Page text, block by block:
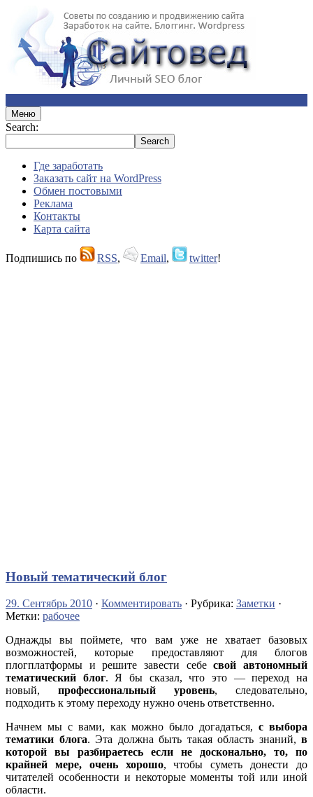
Меню
Search:
Где заработать
Заказать сайт на WordPress
Обмен постовыми
Реклама
Контакты
Карта сайта
Подпишись по RSS, Email, twitter!
Новый тематический блог
29. Сентябрь 2010 · Комментировать · Рубрика: Заметки ·
Метки: рабочее
Однажды вы поймете, что вам уже не хватает базовых
возможностей, которые предоставляют для блогов
плогплатформы и решите завести себесвой автономный
тематический блог. Я бы сказал, что это — переход на
новый, профессиональный уровень, следовательно,
подходить к этому переходу нужно очень ответственно.
Начнем мы с вами, как можно было догадаться,с выбора
тематики блога. Эта должна быть такая область знаний, в
которой вы разбираетесь если не досконально, то, по
крайней мере, очень хорошо, чтобы суметь донести до
читателей особенности и некоторые моменты той или иной
области.